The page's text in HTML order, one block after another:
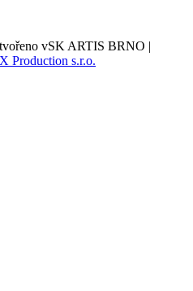
vSK ARTIS BRNO |
X Production s.r.o.